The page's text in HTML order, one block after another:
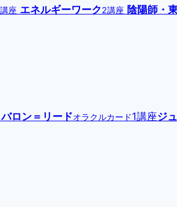
座 エネルギーワーク2講座 陰陽師・
ロン＝リードオラクルカード1講座ジ